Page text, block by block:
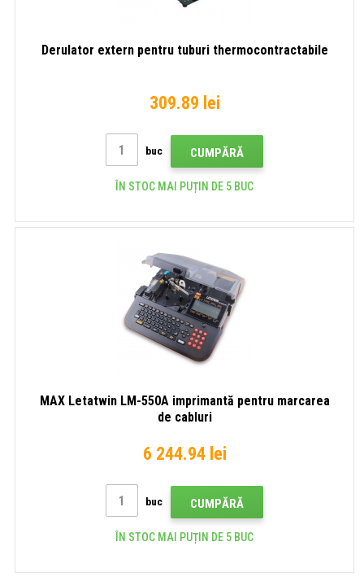
Derulator extern pentru tuburi thermocontractabile
309.89 lei
buc CUMPĂRĂ
ÎN STOC MAI PUȚIN DE 5 BUC
MAX Letatwin LM-550A imprimantă pentru marcarea
de cabluri
6 244.94 lei
buc CUMPĂRĂ
ÎN STOC MAI PUȚIN DE 5 BUC